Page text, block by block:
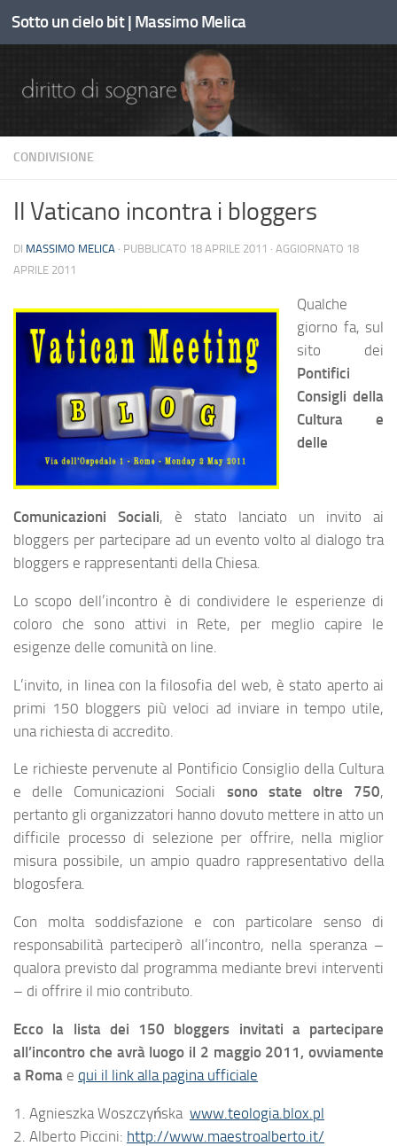
Sotto il contenuto
Sotto un cielo bit | Massimo Melica
CONDIVISIONE
Il Vaticano incontra i bloggers
DI MASSIMO MELICA · PUBBLICATO 18 APRILE 2011 · AGGIORNATO 18
APRILE 2011
Qualche
giorno fa, sul
sito dei
Pontifici
Consigli della
Cultura e
delle
Comunicazioni Sociali, è stato lanciato un invito ai
bloggers per partecipare ad un evento volto al dialogo tra
bloggers e rappresentanti della Chiesa.
Lo scopo dell’incontro è di condividere le esperienze di
coloro che sono attivi in Rete, per meglio capire le
esigenze delle comunità on line.
L’invito, in linea con la filosofia del web, è stato aperto ai
primi 150 bloggers più veloci ad inviare in tempo utile,
una richiesta di accredito.
Le richieste pervenute al Pontificio Consiglio della Cultura
e delle Comunicazioni Sociali sono state oltre 750,
pertanto gli organizzatori hanno dovuto mettere in atto un
difficile processo di selezione per offrire, nella miglior
misura possibile, un ampio quadro rappresentativo della
blogosfera.
Con molta soddisfazione e con particolare senso di
responsabilità parteciperò all’incontro, nella speranza –
qualora previsto dal programma mediante brevi interventi
– di offrire il mio contributo.
Ecco la lista dei 150 bloggers invitati a partecipare
all’incontro che avrà luogo il 2 maggio 2011, ovviamente
a Roma e qui il link alla pagina ufficiale
1. Agnieszka Woszczyńska www.teologia.blox.pl
2. Alberto Piccini: http://www.maestroalberto.it/